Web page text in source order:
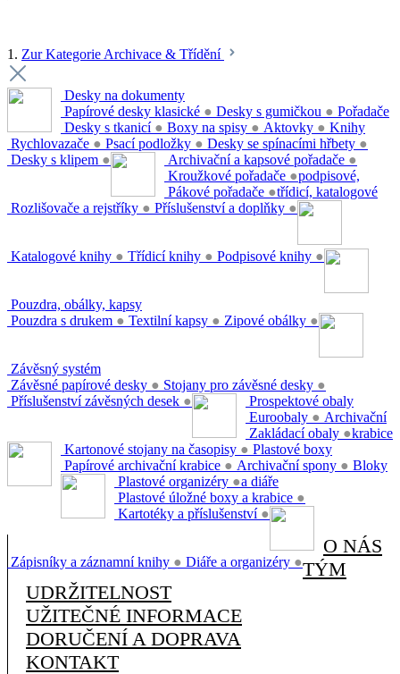
1. Zur Kategorie Archivace & Třídění
Desky na dokumenty
Papírové desky klasické ● Desky s gumičkou ●
Desky s tkanicí ● Boxy na spisy ● Aktovky ●
Rychlovazače ● Psací podložky ● Desky se spínacími hřbety ●
Desky s klipem ●
Pořadače
Archivační a kapsové pořadače ●
Kroužkové pořadače ●
Pákové pořadače ●
Rozlišovače a rejstříky ● Příslušenství a doplňky ●
Knihy
podpisové,
třídicí, katalogové
Katalogové knihy ● Třídicí knihy ● Podpisové knihy ●
Pouzdra, obálky, kapsy
Pouzdra s drukem ● Textilní kapsy ● Zipové obálky ●
Závěsný systém
Závěsné papírové desky ● Stojany pro závěsné desky ●
Příslušenství závěsných desek ●
Prospektové obaly
Euroobaly ●
Zakládací obaly ●
Archivační
krabice
Kartonové stojany na časopisy ●
Papírové archivační krabice ● Archivační spony ●
Plastové boxy
Plastové organizéry ●
Plastové úložné boxy a krabice ●
Kartotéky a příslušenství ●
Bloky
a diáře
Zápisníky a záznamní knihy ● Diáře a organizéry ●
O NÁS
TÝM
UDRŽITELNOST
UŽITEČNÉ INFORMACE
DORUČENÍ A DOPRAVA
KONTAKT